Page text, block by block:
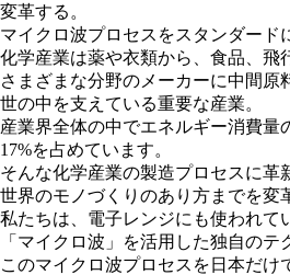
変革する。
マイクロ波プロセスをスタンダード
化学産業は薬や衣類から、食品、飛
さまざまな分野のメーカーに中間原
世の中を支えている重要な産業。
産業界全体の中でエネルギー消費量
17%を占めています。
そんな化学産業の製造プロセスに革
世界のモノづくりのあり方までを変
私たちは、電子レンジにも使われて
「マイクロ波」を活用した独自のテ
このマイクロ波プロセスを日本だけ